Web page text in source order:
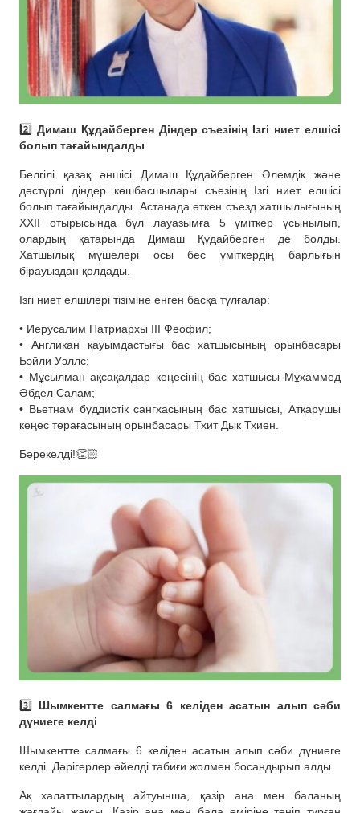
2️⃣ Димаш Құдайберген Діндер съезінің Ізгі ниет елшісі
болып тағайындалды
Белгілі қазақ әншісі Димаш Құдайберген Әлемдік және
дәстүрлі діндер көшбасшылары съезінің Ізгі ниет елшісі
болып тағайындалды. Астанада өткен съезд хатшылығының
ХХІІ отырысында бұл лауазымға 5 үміткер ұсынылып,
олардың қатарында Димаш Құдайберген де болды.
Хатшылық мүшелері осы бес үміткердің барлығын
бірауыздан қолдады.
Ізгі ниет елшілері тізіміне енген басқа тұлғалар:
• Иерусалим Патриархы III Феофил;
• Англикан қауымдастығы бас хатшысының орынбасары
Бэйли Уэллс;
• Мұсылман ақсақалдар кеңесінің бас хатшысы Мұхаммед
Әбдел Салам;
• Вьетнам буддистік сангхасының бас хатшысы, Атқарушы
кеңес төрағасының орынбасары Тхит Дык Тхиен.
Бәрекелді!👏🏻
3️⃣ Шымкентте салмағы 6 келіден асатын алып сәби
дүниеге келді
Шымкентте салмағы 6 келіден асатын алып сәби дүниеге
келді. Дәрігерлер әйелді табиғи жолмен босандырып алды.
Ақ халаттылардың айтуынша, қазір ана мен баланың